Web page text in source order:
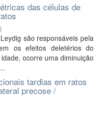
das células de
)
são responsáveis pela
os efeitos deletérios do
ocorre uma diminuição
tardias em ratos
precose /